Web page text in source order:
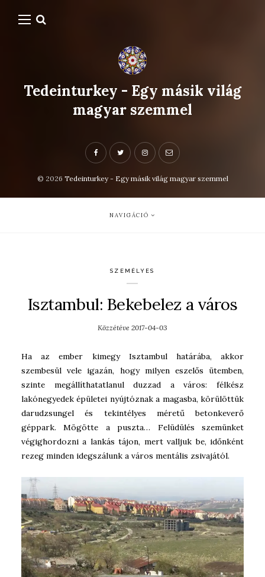
Tedeinturkey - Egy másik világ
magyar szemmel
© 2026 Tedeinturkey - Egy másik világ magyar szemmel
NAVIGÁCIÓ
SZEMÉLYES
Isztambul: Bekebelez a város
Közzétéve 2017-04-03
Ha az ember kimegy Isztambul határába, akkor
szembesül vele igazán, hogy milyen eszelős ütemben,
szinte megállíthatatlanul duzzad a város: félkész
lakónegyedek épületei nyújtóznak a magasba, körülöttük
darudzsungel és tekintélyes méretű betonkeverő
géppark. Mögötte a puszta… Felüdülés szemünket
végighordozni a lankás tájon, mert valljuk be, időnként
rezeg minden idegszálunk a város mentális zsivajától.